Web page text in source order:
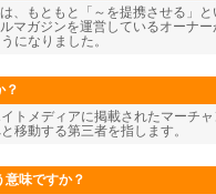
、もともと「～を提携させる」
マガジンを運営しているオーナ
になりました。
？
トメディアに掲載されたマーチ
移動する第三者を指します。
意味ですか？